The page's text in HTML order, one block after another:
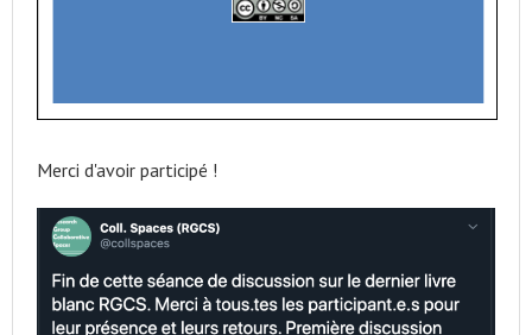
Merci d'avoir participé !